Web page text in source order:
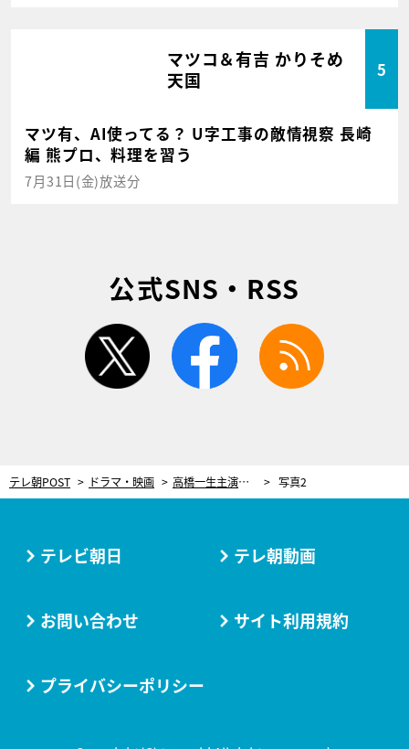
マツコ＆有吉 かりそめ
天国
5
マツ有、AI使ってる？ U字工事の敵情視察 長崎
編 熊プロ、料理を習う
7月31日(金)放送分
公式SNS・RSS
twitter facebook
テレ朝POST ドラマ・映画 高橋一生主演『6秒間の軌跡』が今春帰ってくる！橋爪功＆本田翼も続投、新たに宮本茉由が参戦 写真2
テレビ朝日 テレ朝動画
お問い合わせ サイト利用規約
プライバシーポリシー